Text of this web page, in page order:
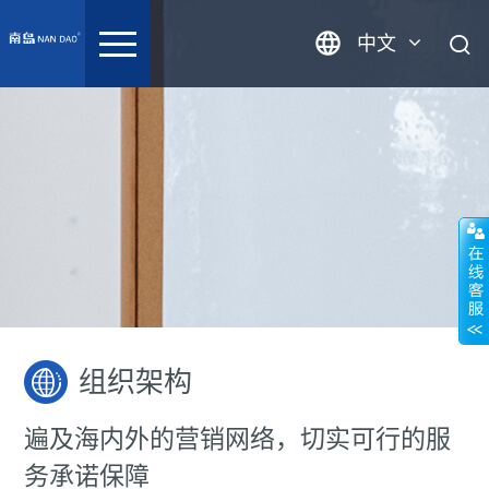
中文
组织架构
遍及海内外的营销网络，切实可行的服
务承诺保障